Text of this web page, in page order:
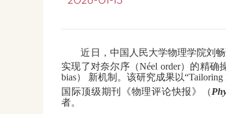
近日，中国人民大学物理学院刘畅
实现了对奈尔序（Néel order）的精确
bias） 新机制。该研究成果以“Tailoring
国际顶级期刊《物理评论快报》（
者。